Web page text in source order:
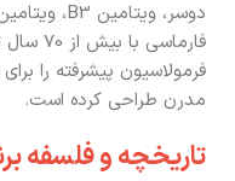
فرمولاسیون پیشرفته را
مدرن طراحی کرده است.
تاریخچه و فلسفه